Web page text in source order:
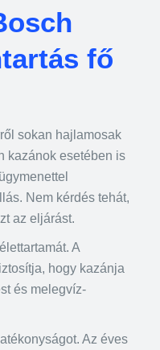
fő
sokan hajlamosak
kazánok esetében is
Nem kérdés tehát,
az eljárást.
A
hogy kazánja
és melegvíz-
Az éves